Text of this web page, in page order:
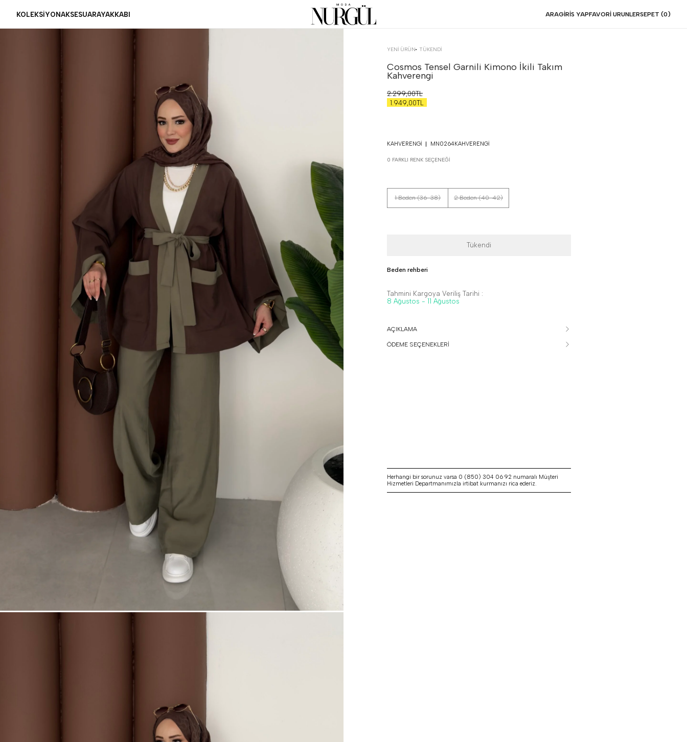
KOLEKSİYONAKSESUARAYAKKABI ARAGIRIS YAPFAVORI URUNLERSEPET (0 )
YENİ ÜRÜN TÜKENDI
Cosmos Tensel Garnili Kimono İkili Takım
Kahverengi
2.299,00TL
1.949,00TL
KAHVERENGI MN0264KAHVERENGI
0 FARKLI RENK SEÇENEĞI
1 Beden (36-38) 2 Beden (40-42)
Tükendi
Beden rehberi
Tahmini Kargoya Veriliş Tarihi :
8 Ağustos - 11 Ağustos
AÇIKLAMA
ÖDEME SEÇENEKLERİ
Herhangi bir sorunuz varsa 0 (850) 304 06 92 numaralı Müşteri
Hizmetleri Departmanımızla irtibat kurmanızı rica ederiz.